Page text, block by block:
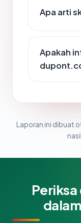
Apa arti
Apakah
Laporan ini dibuat